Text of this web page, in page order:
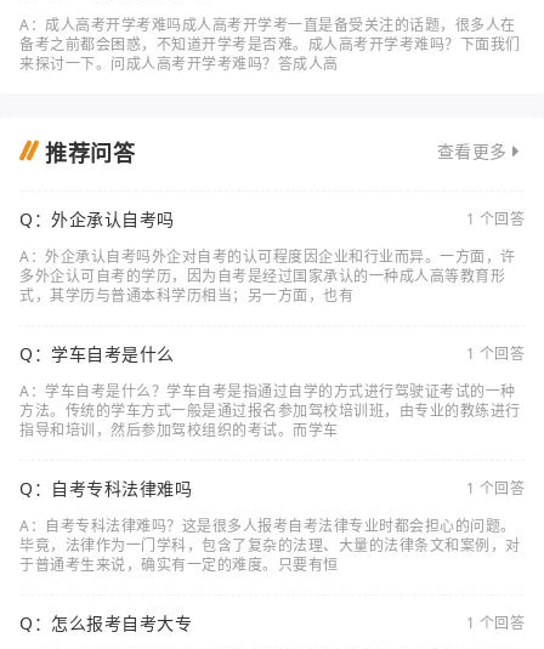
A：成人高考开学考难吗成人高考开学考一直是备受关注的话题，很多人在
备考之前都会困惑，不知道开学考是否难。成人高考开学考难吗？下面我们
来探讨一下。问成人高考开学考难吗？答成人高
推荐问答 查看更多
Q：外企承认自考吗
1 个回答
A：外企承认自考吗外企对自考的认可程度因企业和行业而异。一方面，许
多外企认可自考的学历，因为自考是经过国家承认的一种成人高等教育形
式，其学历与普通本科学历相当；另一方面，也有
Q：学车自考是什么
1 个回答
A：学车自考是什么？学车自考是指通过自学的方式进行驾驶证考试的一种
方法。传统的学车方式一般是通过报名参加驾校培训班，由专业的教练进行
指导和培训，然后参加驾校组织的考试。而学车
Q：自考专科法律难吗
1 个回答
A：自考专科法律难吗？这是很多人报考自考法律专业时都会担心的问题。
毕竟，法律作为一门学科，包含了复杂的法理、大量的法律条文和案例，对
于普通考生来说，确实有一定的难度。只要有恒
Q：怎么报考自考大专
1 个回答